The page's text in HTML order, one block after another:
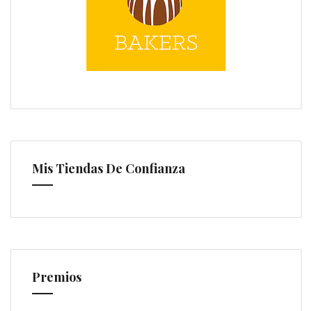
Mis Tiendas De Confianza
Premios